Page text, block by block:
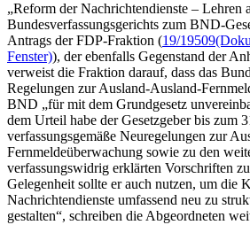
„Reform der Nachrichtendienste – Lehren
Bundesverfassungsgerichts zum BND-
Antrags der FDP-Fraktion (19/19509
Fenster)), der ebenfalls Gegenstand der
verweist die Fraktion darauf, dass das
Regelungen zur Ausland-Ausland-
BND „für mit dem Grundgesetz
dem Urteil habe der Gesetzgeber bis zum
verfassungsgemäße Neuregelungen zur
Fernmeldeüberwachung sowie zu den
verfassungswidrig erklärten Vorschriften
Gelegenheit sollte er auch nutzen, um die
Nachrichtendienste umfassend neu zu
gestalten“, schreiben die Abgeordneten